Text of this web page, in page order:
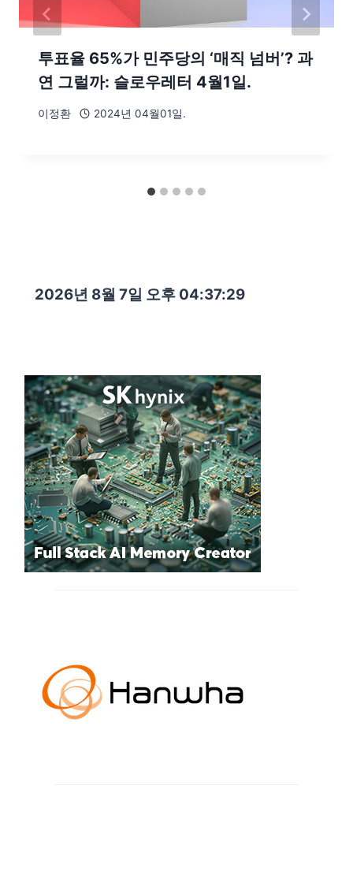
투표율 65%가 민주당의 ‘매직 넘버’? 과
연 그럴까: 슬로우레터 4월1일.
이정환 2024년 04월01일.
2026년 8월 7일 오후 04:37:31